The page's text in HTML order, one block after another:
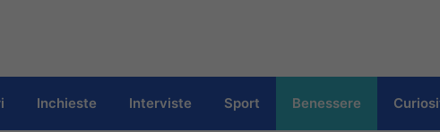
Inchieste Interviste Sport Benessere